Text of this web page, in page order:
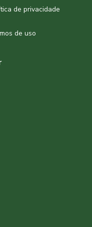
de privacidade
de uso